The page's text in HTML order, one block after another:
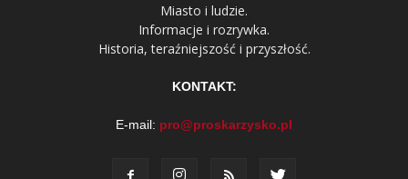
Miasto i ludzie.
Informacje i rozrywka.
Historia, teraźniejszość i przyszłość.
KONTAKT:
E-mail: pro@proskarzysko.pl